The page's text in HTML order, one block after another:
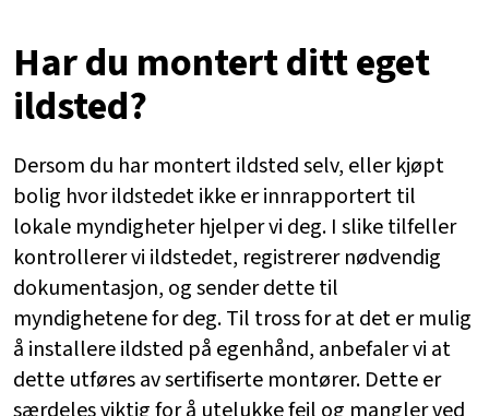
Har du montert ditt eget
ildsted?
Dersom du har montert ildsted selv, eller kjøpt
bolig hvor ildstedet ikke er innrapportert til
lokale myndigheter hjelper vi deg. I slike tilfeller
kontrollerer vi ildstedet, registrerer nødvendig
dokumentasjon, og sender dette til
myndighetene for deg. Til tross for at det er mulig
å installere ildsted på egenhånd, anbefaler vi at
dette utføres av sertifiserte montører. Dette er